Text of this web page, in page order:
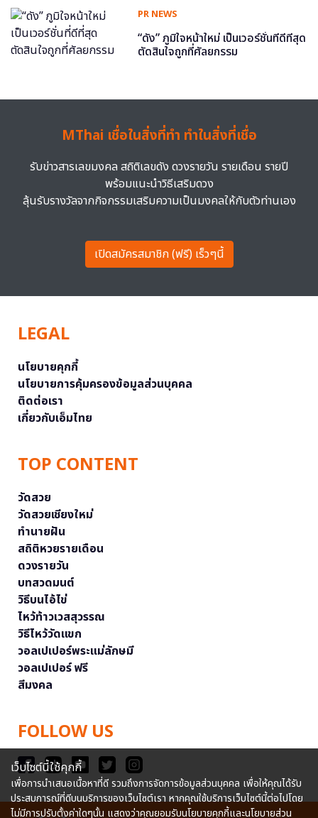
PR NEWS
“ดัง” ภูมิใจหน้าใหม่ เป็นเวอร์ชั่นที่ดีที่สุด
ตัดสินใจถูกที่ศัลยกรรม
MThai เชื่อในสิ่งที่ทำ ทำในสิ่งที่เชื่อ
รับข่าวสารเลขมงคล สถิติเลขดัง ดวงรายวัน รายเดือน รายปี
พร้อมแนะนำวิธีเสริมดวง
ลุ้นรับรางวัลจากกิจกรรมเสริมความเป็นมงคลให้กับตัวท่านเอง
เปิดสมัครสมาชิก (ฟรี) เร็วๆนี้
LEGAL
นโยบายคุกกี้
นโยบายการคุ้มครองข้อมูลส่วนบุคคล
ติดต่อเรา
เกี่ยวกับเอ็มไทย
TOP CONTENT
วัดสวย
วัดสวยเชียงใหม่
ทำนายฝัน
สถิติหวยรายเดือน
ดวงรายวัน
บทสวดมนต์
วิธีบนไอ้ไข่
ไหว้ท้าวเวสสุวรรณ
วิธีไหว้วัดแขก
วอลเปเปอร์พระแม่ลักษมี
วอลเปเปอร์ ฟรี
สีมงคล
FOLLOW US
เว็บไซต์นี้ใช้คุกกี้
เพื่อการนำเสนอเนื้อหาที่ดี รวมถึงการจัดการข้อมูลส่วนบุคคล เพื่อให้คุณได้รับ
ประสบการณ์ที่ดีบนบริการของเว็บไซต์เรา หากคุณใช้บริการเว็บไซต์นี้ต่อไปโดย
ไม่มีการปรับตั้งค่าใดๆนั้น แสดงว่าคุณยอมรับนโยบายคุกกี้และนโยบายส่วน